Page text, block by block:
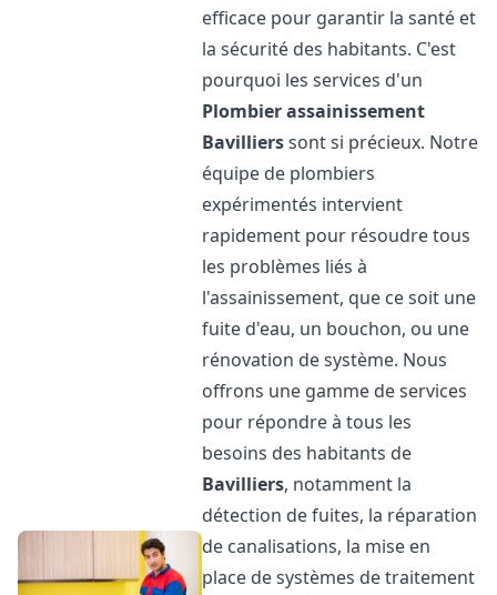
efficace pour garantir la santé et
la sécurité des habitants. C'est
pourquoi les services d'un
Plombier assainissement
Bavillierssont si précieux. Notre
équipe de plombiers
expérimentés intervient
rapidement pour résoudre tous
les problèmes liés à
l'assainissement, que ce soit une
fuite d'eau, un bouchon, ou une
rénovation de système. Nous
offrons une gamme de services
pour répondre à tous les
besoins des habitants de
Bavilliers, notamment la
détection de fuites, la réparation
de canalisations, la mise en
place de systèmes de traitement